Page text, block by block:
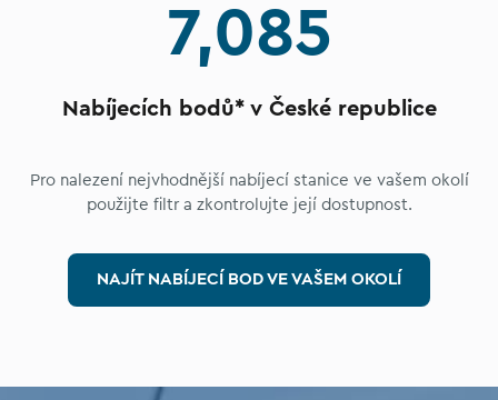
7,085
Nabíjecích bodů* v České republice
Pro nalezení nejvhodnější nabíjecí stanice ve vašem okolí
použijte filtr a zkontrolujte její dostupnost.
NAJÍT NABÍJECÍ BOD VE VAŠEM OKOLÍ